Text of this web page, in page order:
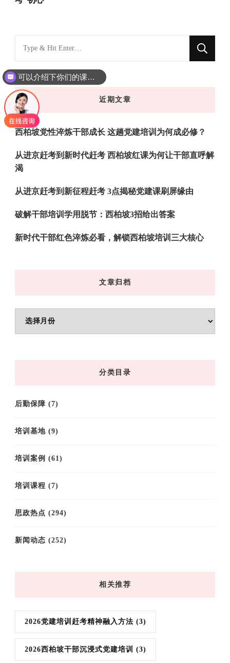
找
什
么
东
西
吗?
近期文章
西柏坡党性淬炼干部成长 这趟党建培训为何成必修？
从进京赶考到新时代赶考 西柏坡红课为何让干部直呼解
渴
从进京赶考到新征程赶考 3点揭秘党建课刷屏缘由
破解干部培训学用脱节：西柏坡3招给出答案
新时代干部红色淬炼必看，解锁西柏坡培训三大核心
文章归档
章
分类目录
后勤保障 (7)
培训基地 (9)
培训案例 (61)
培训课程 (7)
思政热点 (294)
新闻动态 (252)
相关推荐
2026党建培训赶考精神融入方法 (3)
2026西柏坡干部沉浸式党建培训 (3)
可以介绍下你们的课程吗？